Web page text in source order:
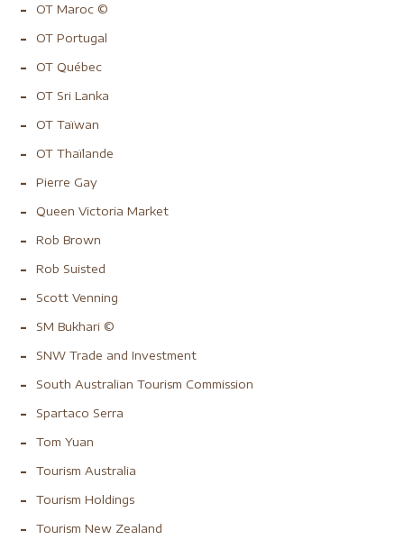
OT Maroc ©
OT Portugal
OT Québec
OT Sri Lanka
OT Taïwan
OT Thaïlande
Pierre Gay
Queen Victoria Market
Rob Brown
Rob Suisted
Scott Venning
SM Bukhari ©
SNW Trade and Investment
South Australian Tourism Commission
Spartaco Serra
Tom Yuan
Tourism Australia
Tourism Holdings
Tourism New Zealand